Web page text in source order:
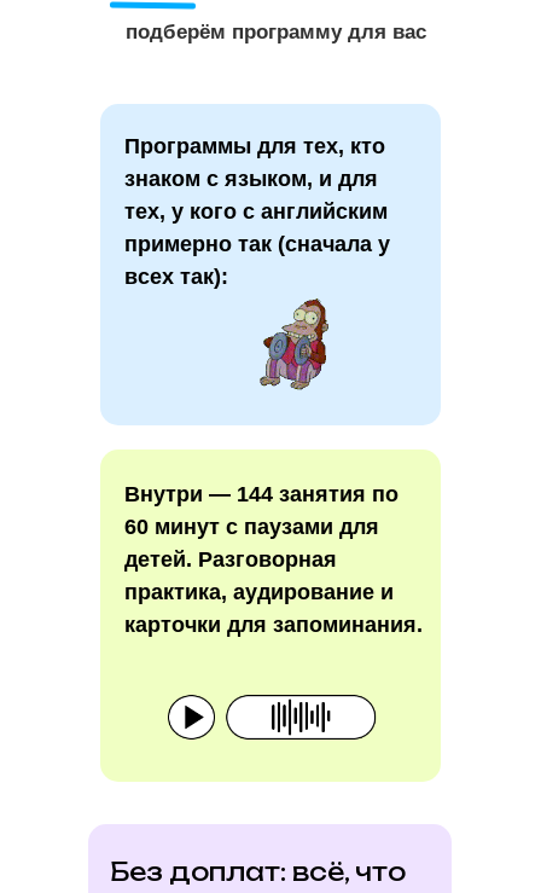
подберём программу для вас
Без доплат: всё, что
Программы для тех, кто
знаком с языком, и для
тех, у кого с английским
примерно так (сначала у
всех так):
Внутри — 144 занятия по
60 минут с паузами для
детей. Разговорная
практика, аудирование и
карточки для запоминания.